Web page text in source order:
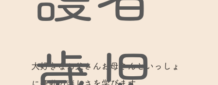
大好きなお父さんお母さんといっしょ